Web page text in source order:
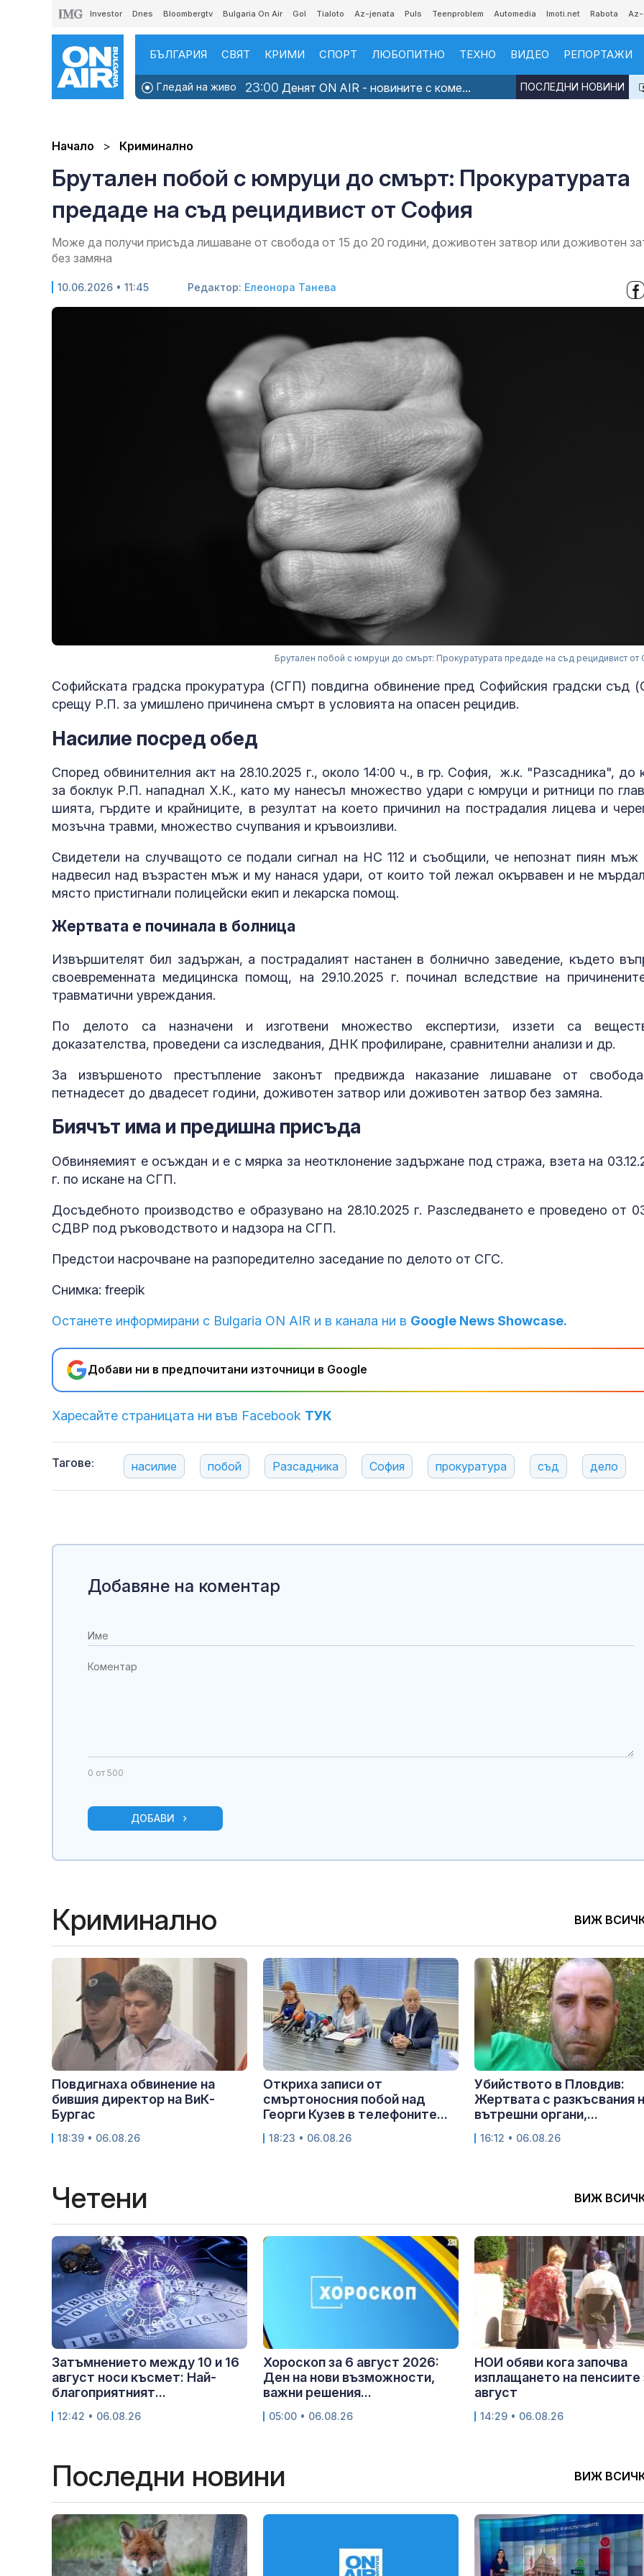
Investor Dnes Bloombergtv Bulgaria On Air Gol Tialoto Az-jenata Puls Teenproblem Automedia Imoti.net Rabota
БЪЛГАРИЯ СВЯТ КРИМИ СПОРТ ЛЮБОПИТНО ТЕХНО ВИДЕО РЕПОРТАЖИ
Гледай на живо 23:00 Денят ON AIR - новините с коме... ПОСЛЕДНИ НОВИНИ
Начало Криминално
Брутален побой с юмруци до смърт: Прокуратурата
предаде на съд рецидивист от София
Може да получи присъда лишаване от свобода от 15 до 20 години, доживотен затвор или доживотен
без замяна
10.06.2026 • 11:45 Редактор: Елеонора Танева
Брутален побой с юмруци до смърт: Прокуратурата предаде на съд рецидивист от
Софийската градска прокуратура (СГП) повдигна обвинение пред Софийския градски съд
срещу Р.П. за умишлено причинена смърт в условията на опасен рецидив.
Насилие посред обед
Според обвинителния акт на 28.10.2025 г., около 14:00 ч., в гр. София, ж.к. "Разсадника", до
за боклук Р.П. нападнал Х.К., като му нанесъл множество удари с юмруци и ритници по
шията, гърдите и крайниците, в резултат на което причинил на пострадалия лицева и
мозъчна травми, множество счупвания и кръвоизливи.
Свидетели на случващото се подали сигнал на НС 112 и съобщили, че непознат пиян мъж
надвесил над възрастен мъж и му нанася удари, от които той лежал окървавен и не
място пристигнали полицейски екип и лекарска помощ.
Жертвата е починала в болница
Извършителят бил задържан, а пострадалият настанен в болнично заведение, където
своевременната медицинска помощ, на 29.10.2025 г. починал вследствие на
травматични увреждания.
По делото са назначени и изготвени множество експертизи, иззети са
доказателства, проведени са изследвания, ДНК профилиране, сравнителни анализи и др.
За извършеното престъпление законът предвижда наказание лишаване от
петнадесет до двадесет години, доживотен затвор или доживотен затвор без замяна.
Биячът има и предишна присъда
Обвиняемият е осъждан и е с мярка за неотклонение задържане под стража, взета на
г. по искане на СГП.
Досъдебното производство е образувано на 28.10.2025 г. Разследването е проведено от
СДВР под ръководството и надзора на СГП.
Предстои насрочване на разпоредително заседание по делото от СГС.
Снимка: freepik
Останете информирани с Bulgaria ON AIR и в канала ни в Google News Showcase.
Добави ни в предпочитани източници в Google
Харесайте страницата ни във Facebook ТУК
Тагове: насилие побой Разсадника София прокуратура съд дело
в рокля
Как войните
Меган
ЧРД
Добавяне на коментар
0 от 500
ДОБАВИ
Криминално ВИЖ
Повдигнаха обвинение на
бившия директор на ВиК-
Бургас
18:39 • 06.08.26
Откриха записи от
смъртоносния побой над
Георги Кузев в телефоните...
18:23 • 06.08.26
Убийството в Пловдив:
Жертвата с разкъсвания
вътрешни органи,...
16:12 • 06.08.26
Четени ВИЖ
Затъмнението между 10 и 16
август носи късмет: Най-
благоприятният...
12:42 • 06.08.26
Хороскоп за 6 август 2026:
Ден на нови възможности,
важни решения...
05:00 • 06.08.26
НОИ обяви кога започва
изплащането на пенсиите
август
14:29 • 06.08.26
Последни новини ВИЖ